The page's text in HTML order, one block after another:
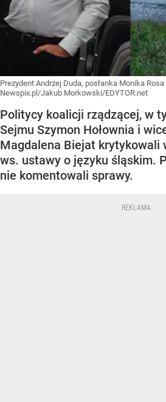
Prezydent Andrzej Duda, posłanka Monika Rosa
Newspix.pl/Jakub Morkowski/EDYTOR.net
Politycy koalicji rządzącej, w
Sejmu Szymon Hołownia i
Magdalena Biejat krytykowali
ws. ustawy o języku śląskim.
nie komentowali sprawy.